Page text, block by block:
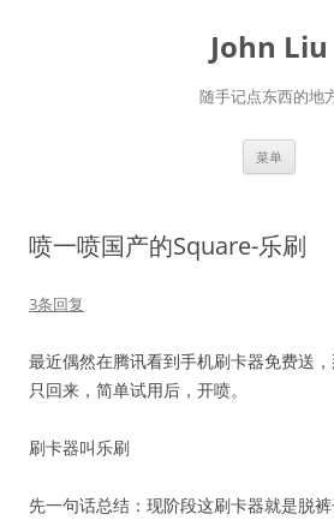
John Liu
随手记点东西的地
菜单
喷一喷国产的Square-乐刷
3条回复
最近偶然在腾讯看到手机刷卡器免费送
只回来，简单试用后，开喷。
刷卡器叫乐刷
先一句话总结：现阶段这刷卡器就是脱裤